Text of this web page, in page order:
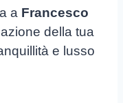
a Francesco
della tua
e lusso